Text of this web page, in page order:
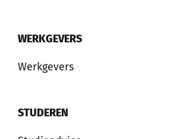
WERKGEVERS
Werkgevers
STUDEREN